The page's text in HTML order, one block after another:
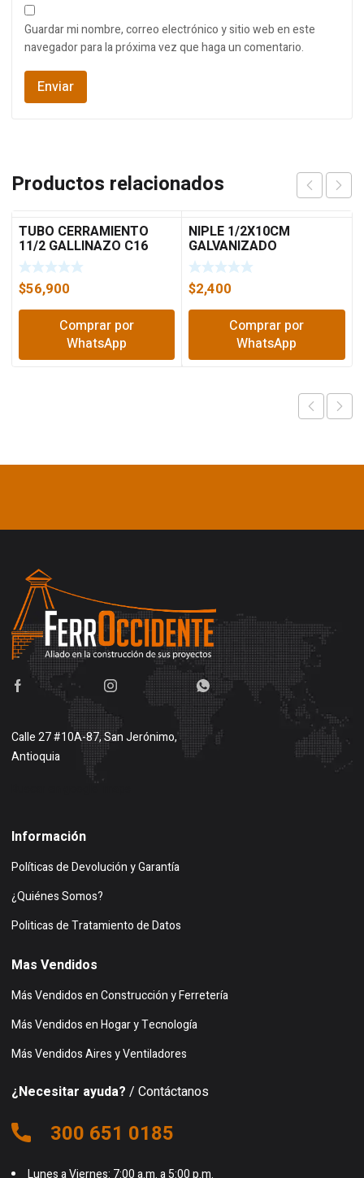
Guardar mi nombre, correo electrónico y sitio web en este
navegador para la próxima vez que haga un comentario.
Productos relacionados
TUBO CERRAMIENTO
11/2 GALLINAZO C16
2.7MT
$56,900
Comprar por
WhatsApp
NIPLE 1/2X10CM
GALVANIZADO
$2,400
Comprar por
WhatsApp
Calle 27 #10A-87, San Jerónimo,
Antioquia
Información
Políticas de Devolución y Garantía
¿Quiénes Somos?
Politicas de Tratamiento de Datos
Mas Vendidos
Más Vendidos en Construcción y Ferretería
Más Vendidos en Hogar y Tecnología
Más Vendidos Aires y Ventiladores
¿Necesitar ayuda? / Contáctanos
300 651 0185
Lunes a Viernes: 7:00 a.m. a 5:00 p.m.